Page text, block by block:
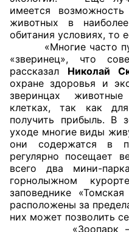
исполнительной
Общественные
независимой
оказания услуг
О Палате
Структура Палаты
Комиссии
Экспертный совет
Совет ОП КО
имеется
животных в
обитания условиях, то
«Многие часто
«зверинец», что
рассказал Николай
охране здоровья и
зверинцах
клетках, так как
получить прибыль. В
уходе многие виды
они содержатся в
регулярно посещает
всего два мини-
горнолыжном
заповеднике
расположены за
них может позволить
«Зоопарк – это